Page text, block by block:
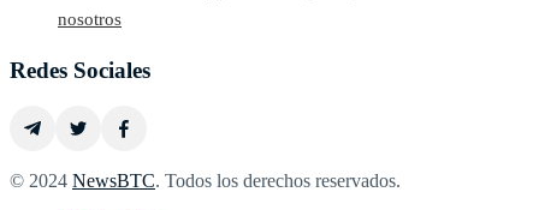
nosotros
Redes Sociales
© 2024 NewsBTC. Todos los derechos reservados.